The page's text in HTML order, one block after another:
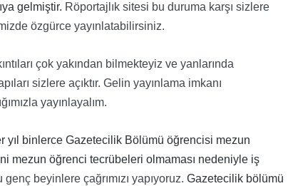
gelmiştir. Röportajlık sitesi bu duruma karşı sizlere
özgürce yayınlatabilirsiniz.
çok yakından bilmekteyiz ve yanlarında
sizlere açıktır. Gelin yayınlama imkanı
yayınlayalım.
binlerce Gazetecilik Bölümü öğrencisi mezun
mezun öğrenci tecrübeleri olmaması nedeniyle iş
beyinlere çağrımızı yapıyoruz. Gazetecilik bölümü